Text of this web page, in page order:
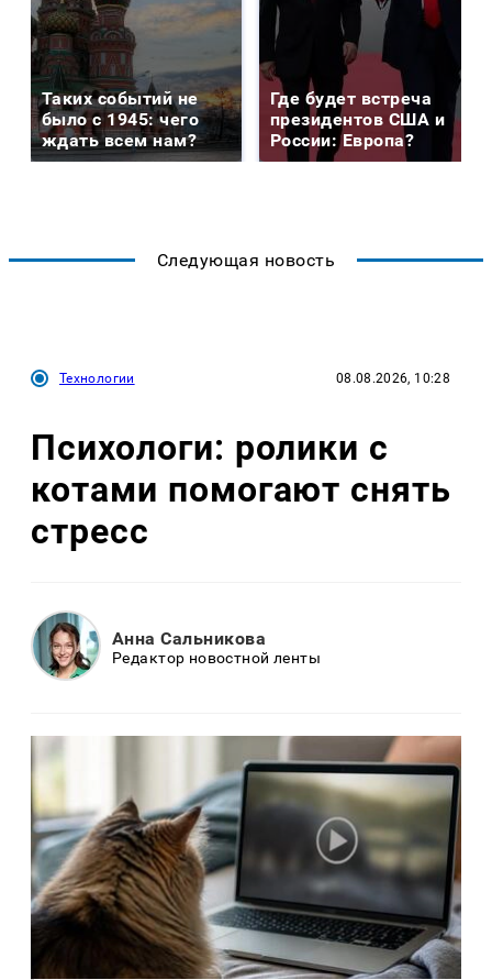
Таких событий не
было с 1945: чего
ждать всем нам?
Где будет встреча
президентов США и
России: Европа?
Следующая новость
Технологии 08.08.2026, 10:28
Психологи: ролики с
котами помогают снять
стресс
Анна Сальникова
Редактор новостной ленты